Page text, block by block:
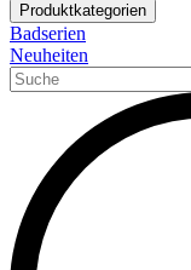
Produktkategorien
Badserien
Neuheiten